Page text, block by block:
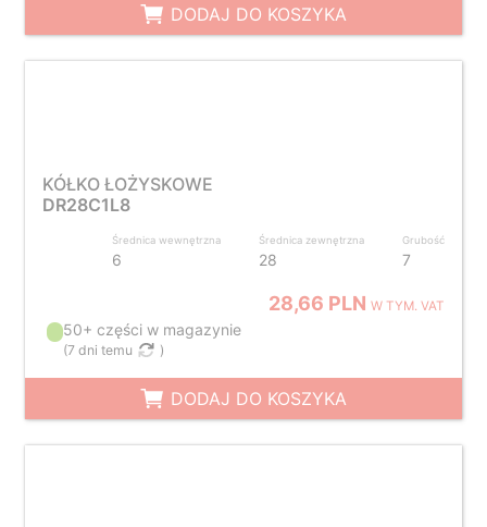
DODAJ DO KOSZYKA
KÓŁKO ŁOŻYSKOWE
DR28C1L8
Średnica wewnętrzna
6
Średnica zewnętrzna
28
Grubość
7
28,66 PLNW TYM. VAT
50+ części w magazynie
(7 dni temu )
DODAJ DO KOSZYKA